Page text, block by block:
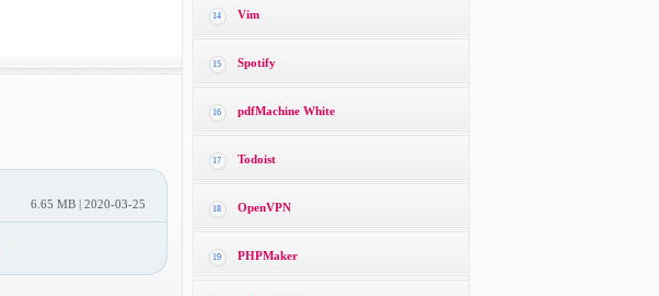
6.65 MB | 2020-03-25
14 Vim
15 Spotify
16 pdfMachine White
17 Todoist
18 OpenVPN
19 PHPMaker